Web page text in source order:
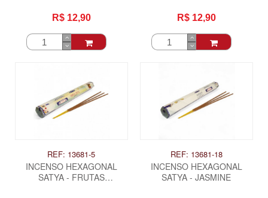
R$ 12,90 R$ 12,90
REF: 13681-5
INCENSO HEXAGONAL
SATYA - FRUTAS
REF: 13681-18
INCENSO HEXAGONAL
SATYA - JASMINE